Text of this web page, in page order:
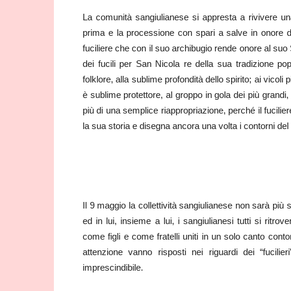
La comunità sangiulianese si appresta a rivivere
prima e la processione con spari a salve in onore
fuciliere che con il suo archibugio rende onore al
dei fucili per San Nicola re della sua tradizione
folklore, alla sublime profondità dello spirito; ai vicoli
è sublime protettore, al groppo in gola dei più
più di una semplice riappropriazione, perché il
la sua storia e disegna ancora una volta i contorni
Il 9 maggio la collettività sangiulianese non sarà
ed in lui, insieme a lui, i sangiulianesi tutti si
come figli e come fratelli uniti in un solo canto
attenzione vanno risposti nei riguardi dei
imprescindibile.